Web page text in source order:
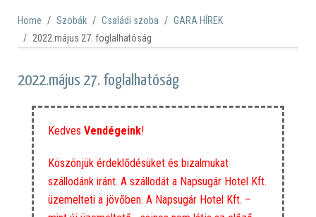
Home Szobák Családi szoba
GARA HÍREK
2022.május 27. foglalhatóság
2022.május 27. foglalhatóság
Kedves Vendégeink!
Köszönjük érdeklődésüket és bizalmukat
szállodánk iránt. A szállodát a Napsugár Hotel Kft.
üzemelteti a jövőben. A Napsugár Hotel Kft. –